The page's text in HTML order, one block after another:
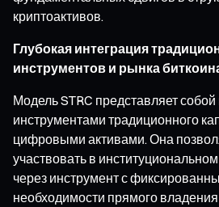
криптоактивов.
Глубокая интеграция
инструментов и рынка
Модель STRC представляет
инструментами традиционного
цифровыми активами. Она
участвовать в
через инструмент с
необходимости прямого